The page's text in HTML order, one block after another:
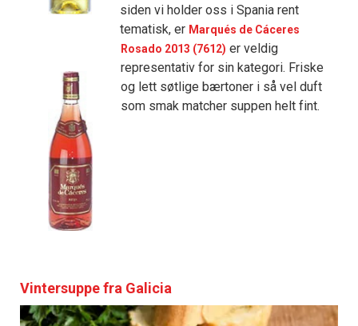
siden vi holder oss i Spania rent
tematisk, er Marqués de Cáceres
Rosado 2013 (7612) er veldig
representativ for sin kategori. Friske
og lett søtlige bærtoner i så vel duft
som smak matcher suppen helt fint.
Vintersuppe fra Galicia